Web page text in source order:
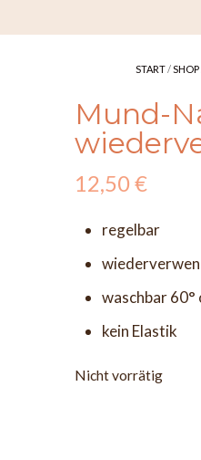
START/SHOP
Mund-
12,50€
regelbar
waschbar 60°
kein Elastik
Nicht vorrätig